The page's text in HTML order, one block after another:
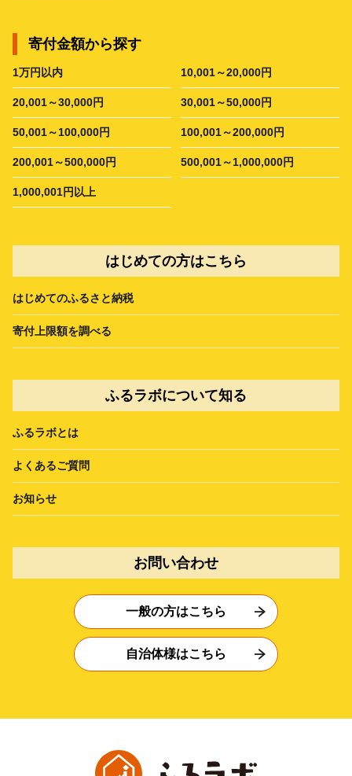
寄付金額から探す
1万円以内 10,001～20,000円
20,001～30,000円 30,001～50,000円
50,001～100,000円 100,001～200,000円
200,001～500,000円 500,001～1,000,000円
1,000,001円以上
はじめての方はこちら
はじめてのふるさと納税
寄付上限額を調べる
ふるラボについて知る
ふるラボとは
よくあるご質問
お知らせ
お問い合わせ
一般の方はこちら
自治体様はこちら